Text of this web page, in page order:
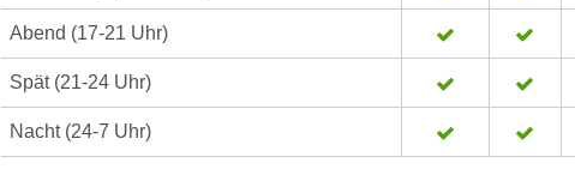
Abend (17-21 Uhr)
Spät (21-24 Uhr)
Nacht (24-7 Uhr)